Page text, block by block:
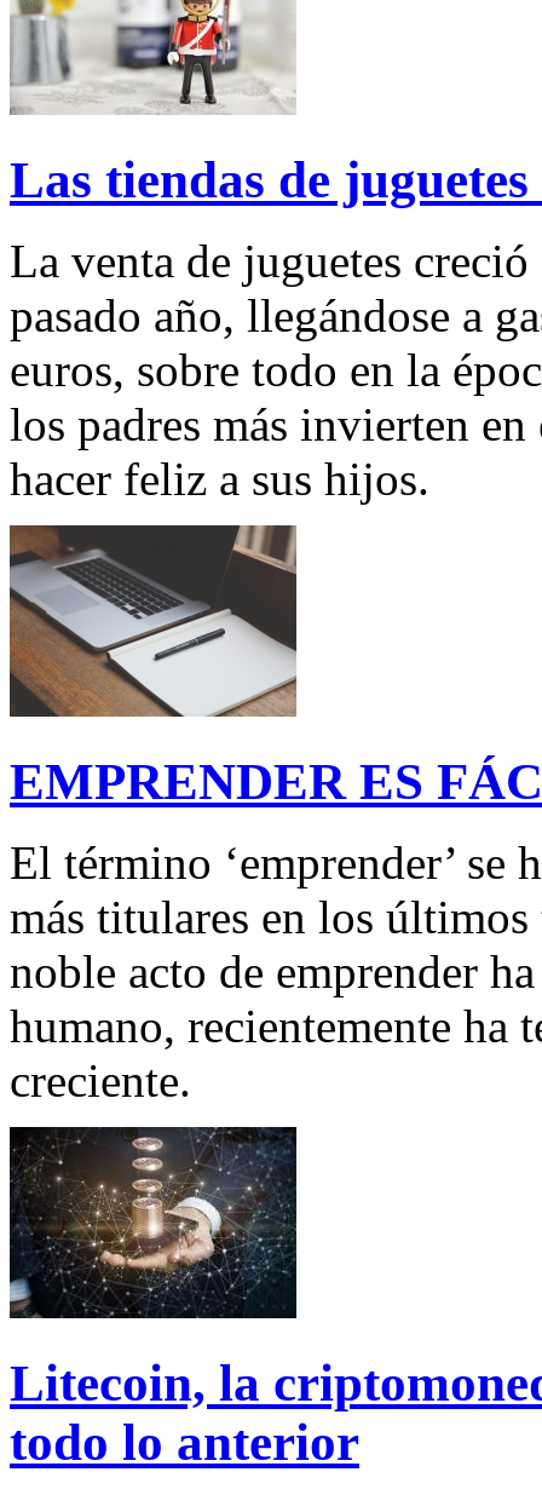
Las tiendas de
La venta de juguetes
pasado año, llegándose a
euros, sobre todo en la
los padres más invierten
hacer feliz a sus hijos.
EMPRENDER ES
El término ‘emprender’ se
más titulares en los
noble acto de emprender
humano, recientemente ha
creciente.
Litecoin, la
todo lo anterior